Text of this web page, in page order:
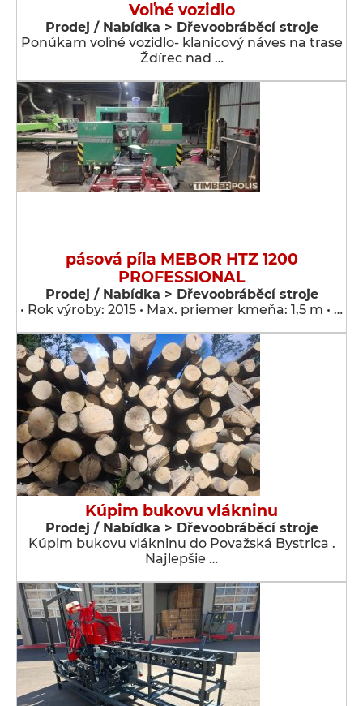
Voľné vozidlo
Prodej / Nabídka > Dřevoobráběcí stroje
Ponúkam voľné vozidlo- klanicový náves na trase
Ždírec nad …
pásová píla MEBOR HTZ 1200
PROFESSIONAL
Prodej / Nabídka > Dřevoobráběcí stroje
• Rok výroby: 2015 • Max. priemer kmeňa: 1,5 m • …
Kúpim bukovu vlákninu
Prodej / Nabídka > Dřevoobráběcí stroje
Kúpim bukovu vlákninu do Považská Bystrica .
Najlepšie …